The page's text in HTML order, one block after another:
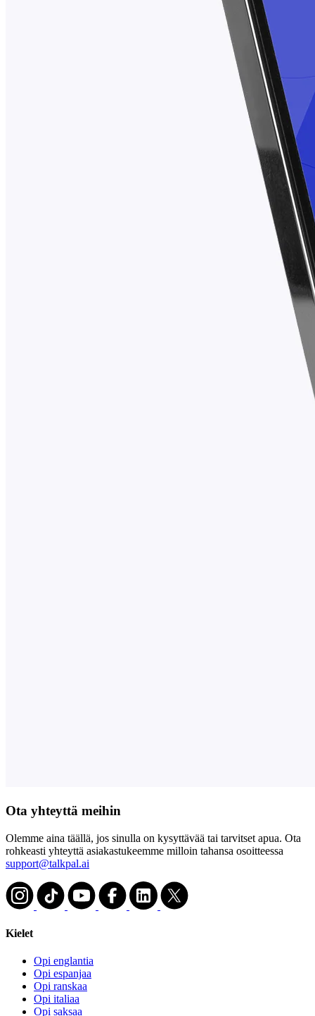
Ota yhteyttä meihin
Olemme aina täällä, jos sinulla on kysyttävää tai tarvitset apua. Ota
rohkeasti yhteyttä asiakastukeemme milloin tahansa osoitteessa
support@talkpal.ai
Kielet
Opi englantia
Opi espanjaa
Opi ranskaa
Opi italiaa
Opi saksaa